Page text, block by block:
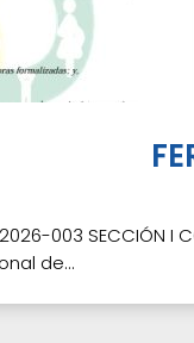
003 SECCIÓN I
de...